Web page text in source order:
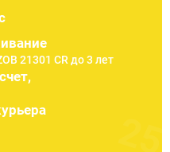
21301 CR до 3 лет